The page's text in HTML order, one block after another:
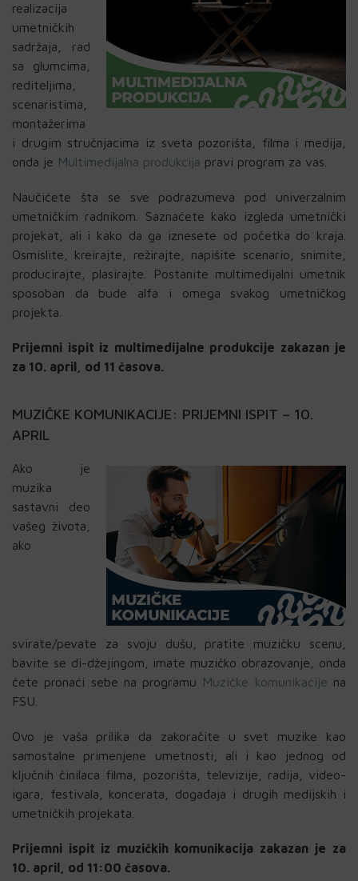
realizacija
umetničkih
sadržaja, rad
sa glumcima,
rediteljima,
scenaristima,
montažerima
i drugim stručnjacima iz sveta pozorišta, filma i medija,
onda je Multimedijalna produkcija pravi program za vas.
Naučićete šta se sve podrazumeva pod univerzalnim
umetničkim radnikom. Saznaćete kako izgleda umetnički
projekat, ali i kako da ga iznesete od početka do kraja.
Osmislite, kreirajte, režirajte, napišite scenario, snimite,
producirajte, plasirajte. Postanite multimedijalni umetnik
sposoban da bude alfa i omega svakog umetničkog
projekta.
Prijemni ispit iz multimedijalne produkcije zakazan je
za 10. april, od 11 časova.
MUZIČKE KOMUNIKACIJE: PRIJEMNI ISPIT – 10.
APRIL
Ako je
muzika
sastavni deo
vašeg života,
ako
svirate/pevate za svoju dušu, pratite muzičku scenu,
bavite se di-džejingom, imate muzičko obrazovanje, onda
ćete pronaći sebe na programu Muzičke komunikacije na
FSU.
Ovo je vaša prilika da zakoračite u svet muzike kao
samostalne primenjene umetnosti, ali i kao jednog od
ključnih činilaca filma, pozorišta, televizije, radija, video-
igara, festivala, koncerata, događaja i drugih medijskih i
umetničkih projekata.
Prijemni ispit iz muzičkih komunikacija zakazan je za
10. april, od 11:00 časova.